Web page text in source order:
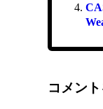
コメン